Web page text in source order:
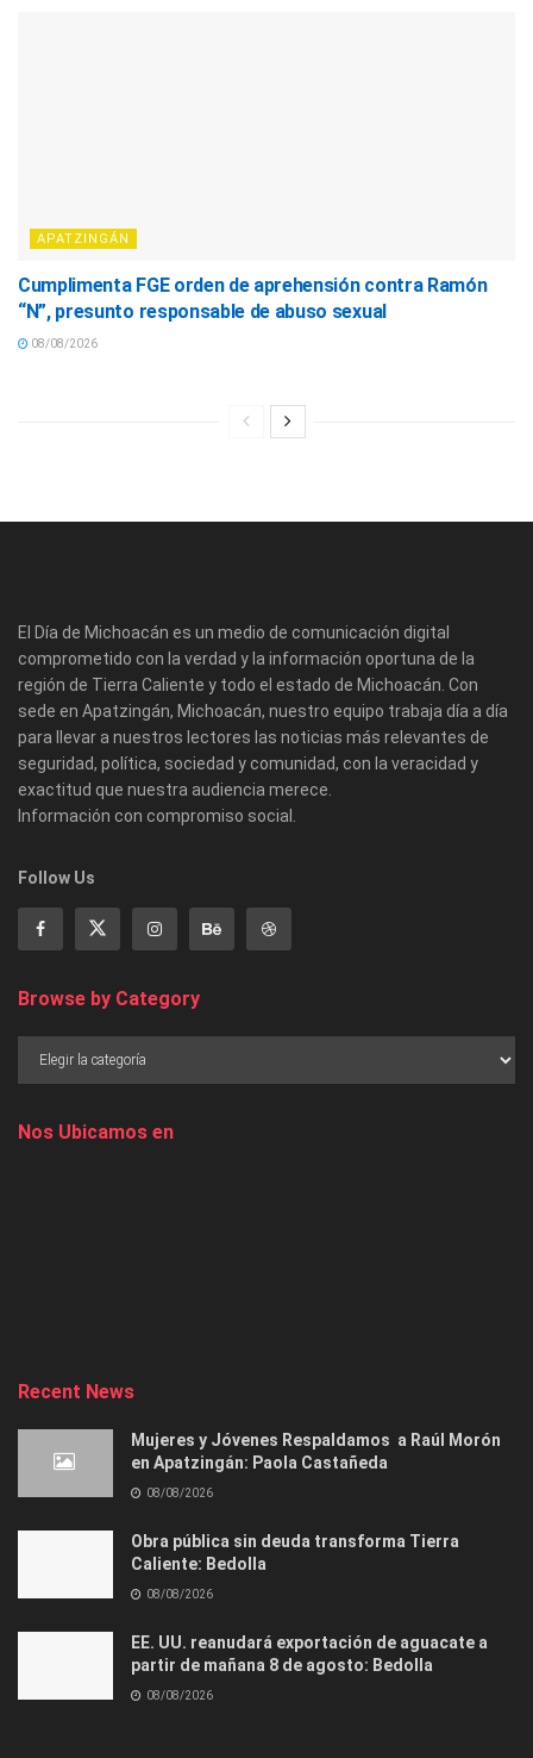
APATZINGÁN
Cumplimenta FGE orden de aprehensión contra Ramón
“N”, presunto responsable de abuso sexual
08/08/2026
El Día de Michoacán es un medio de comunicación digital
comprometido con la verdad y la información oportuna de la
región de Tierra Caliente y todo el estado de Michoacán. Con
sede en Apatzingán, Michoacán, nuestro equipo trabaja día a día
para llevar a nuestros lectores las noticias más relevantes de
seguridad, política, sociedad y comunidad, con la veracidad y
exactitud que nuestra audiencia merece.
Información con compromiso social.
Follow Us
Browse by Category
Nos Ubicamos en
Recent News
Mujeres y Jóvenes Respaldamos a Raúl Morón
en Apatzingán: Paola Castañeda
08/08/2026
Obra pública sin deuda transforma Tierra
Caliente: Bedolla
08/08/2026
EE. UU. reanudará exportación de aguacate a
partir de mañana 8 de agosto: Bedolla
08/08/2026